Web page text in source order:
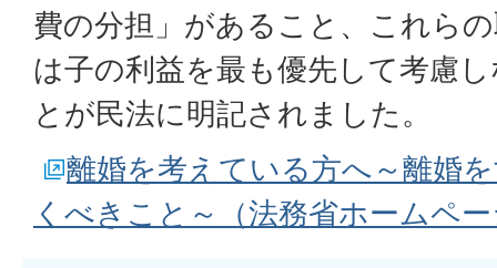
費の分担」があること、これら
は子の利益を最も優先して考慮
とが民法に明記されました。
離婚を考えている方へ～離婚
くべきこと～（法務省ホームペ